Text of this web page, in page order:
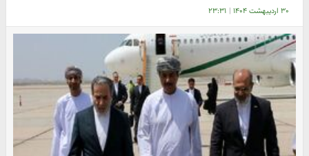
۳۰ اردیبهشت ۱۴۰۴ | ۲۳:۳۱